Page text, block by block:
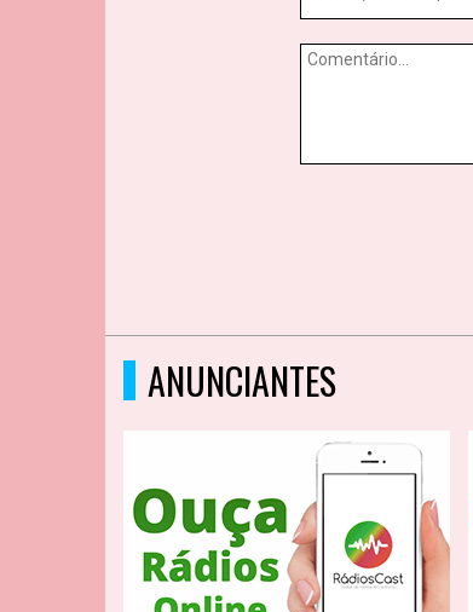
ANUNCIANTES